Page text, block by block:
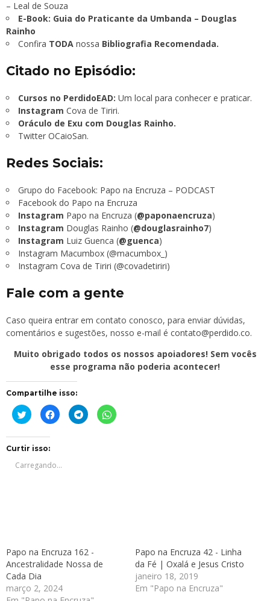
– Leal de Souza
E-Book: Guia do Praticante da Umbanda – Douglas
Rainho
Confira TODA nossa Bibliografia Recomendada.
Citado no Episódio:
Cursos no PerdidoEAD: Um local para conhecer e praticar.
Instagram Cova de Tiriri.
Oráculo de Exu com Douglas Rainho.
Twitter OCaioSan.
Redes Sociais:
Grupo do Facebook: Papo na Encruza – PODCAST
Facebook do Papo na Encruza
Instagram Papo na Encruza (@paponaencruza)
Instagram Douglas Rainho (@douglasrainho7)
Instagram Luiz Guenca (@guenca)
Instagram Macumbox (@macumbox_)
Instagram Cova de Tiriri (@covadetiriri)
Fale com a gente
Caso queira entrar em contato conosco, para enviar dúvidas,
comentários e sugestões, nosso e-mail é contato@perdido.co.
Muito obrigado todos os nossos apoiadores! Sem vocês
esse programa não poderia acontecer!
Compartilhe isso:
Clique
para
compartilhar
em
janela)
Clique
para
compartilhar
janela)
Clique
para
compartilhar
Clique
para
Curtir isso:
Carregando...
Papo na Encruza 162 -
Ancestralidade Nossa de
Cada Dia
março 2, 2024
Papo na Encruza 42 - Linha
da Fé | Oxalá e Jesus Cristo
janeiro 18, 2019
Em "Papo na Encruza"